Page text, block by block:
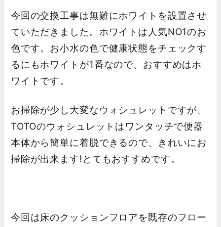
今回の交換工事は無難にホワイトを設置させ
ていただきました。ホワイトは人気NO1のお
色です。お小水の色で健康状態をチェックす
るにもホワイトが1番なので、おすすめはホ
ワイトです。
お掃除が少し大変なウォシュレットですが、
TOTOのウォシュレットはワンタッチで便器
本体から簡単に着脱できるので、きれいにお
掃除が出来ます!とてもおすすめです。
今回は床のクッションフロアを既存のフロー